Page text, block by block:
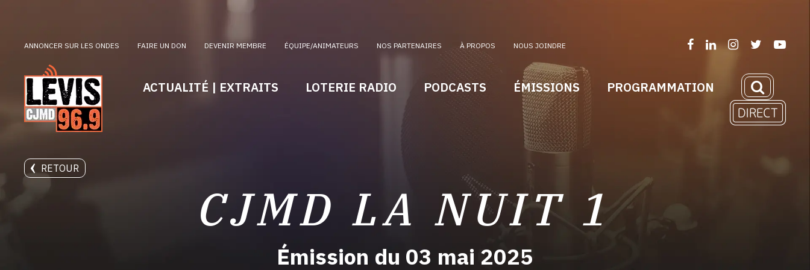
ANNONCER SUR LES ONDES FAIRE UN DON DEVENIR MEMBRE ÉQUIPE/ANIMATEURS NOS PARTENAIRES À PROPOS NOUS JOINDRE
ACTUALITÉ | EXTRAITS LOTERIE RADIO PODCASTS ÉMISSIONS PROGRAMMATION
RETOUR
CJMD LA NUIT 1
Émission du 03 mai 2025